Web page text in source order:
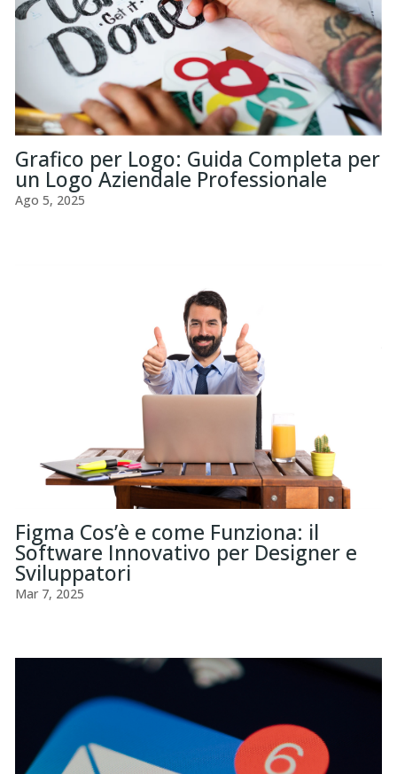
Grafico per Logo: Guida Completa per
un Logo Aziendale Professionale
Ago 5, 2025
Figma Cos’è e come Funziona: il
Software Innovativo per Designer e
Sviluppatori
Mar 7, 2025